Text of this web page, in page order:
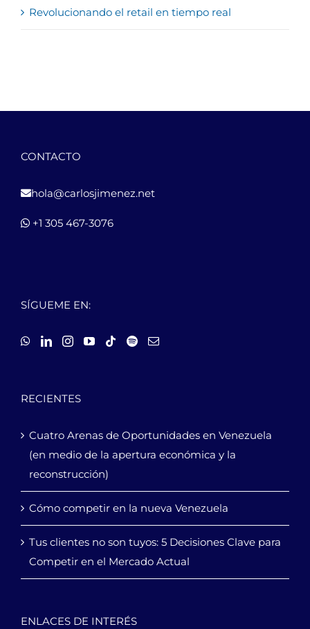
Revolucionando el retail en tiempo real
CONTACTO
hola@carlosjimenez.net
+1 305 467-3076
SÍGUEME EN:
RECIENTES
Cuatro Arenas de Oportunidades en Venezuela
(en medio de la apertura económica y la
reconstrucción)
Cómo competir en la nueva Venezuela
Tus clientes no son tuyos: 5 Decisiones Clave para
Competir en el Mercado Actual
ENLACES DE INTERÉS